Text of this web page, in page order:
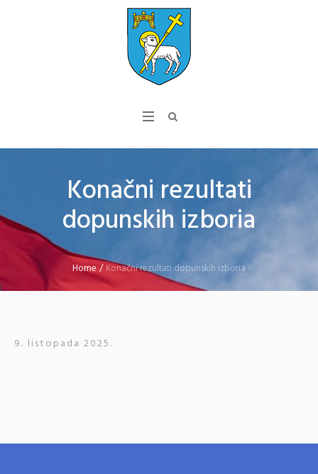
Konačni rezultati
dopunskih izboria
Home /Konačni rezultati dopunskih izboria
9. listopada 2025.